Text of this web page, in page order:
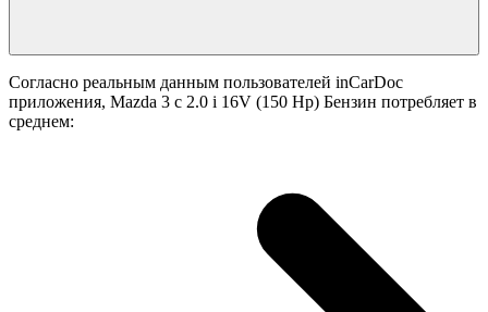
Согласно реальным данным пользователей inCarDoc
приложения, Mazda 3 с 2.0 i 16V (150 Hp) Бензин потребляет в
среднем: